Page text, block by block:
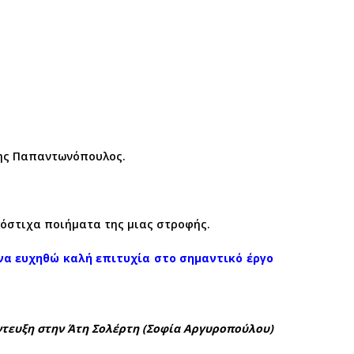
Παπαντωνόπουλος.
ποιήματα της μιας στροφής.
ευχηθώ καλή επιτυχία στο σημαντικό έργο
στην Άτη Σολέρτη (Σοφία Αργυροπούλου)